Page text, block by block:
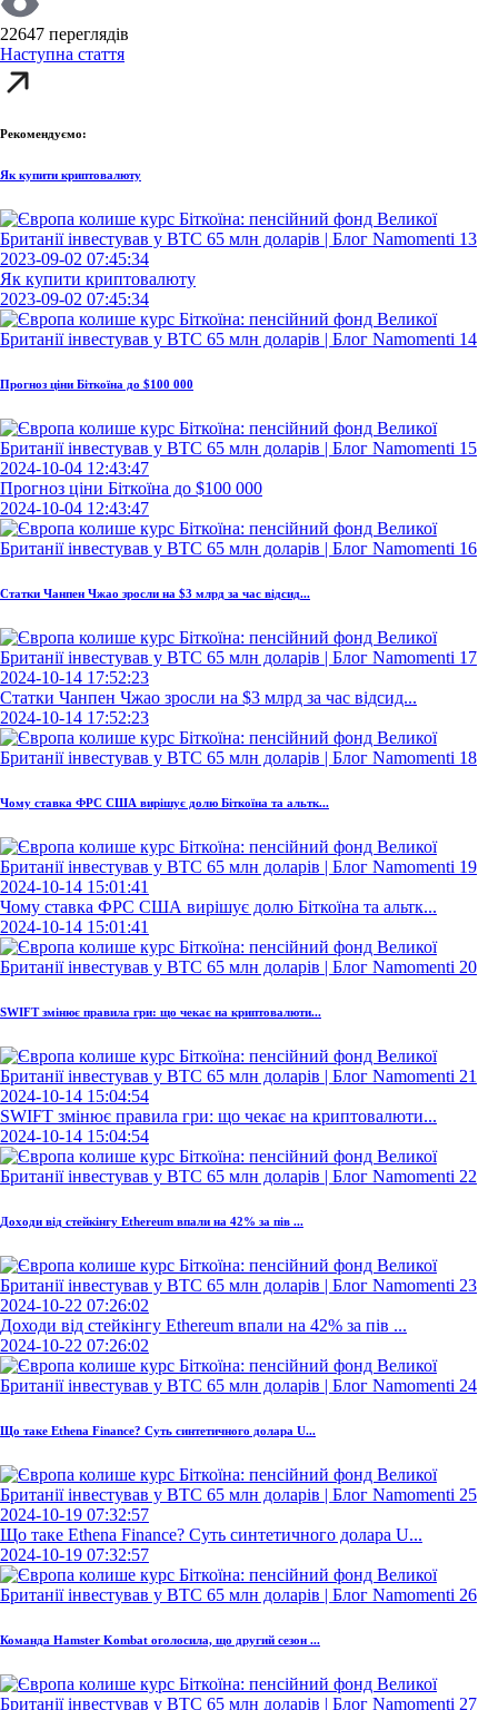
22647 переглядів
Наступна стаття
Рекомендуємо:
Як купити криптовалюту
2023-09-02 07:45:34
Як купити криптовалюту
2023-09-02 07:45:34
Прогноз ціни Біткоїна до $100 000
2024-10-04 12:43:47
Прогноз ціни Біткоїна до $100 000
2024-10-04 12:43:47
Статки Чанпен Чжао зросли на $3 млрд за час відсид...
2024-10-14 17:52:23
Статки Чанпен Чжао зросли на $3 млрд за час відсид...
2024-10-14 17:52:23
Чому ставка ФРС США вирішує долю Біткоїна та альтк...
2024-10-14 15:01:41
Чому ставка ФРС США вирішує долю Біткоїна та альтк...
2024-10-14 15:01:41
SWIFT змінює правила гри: що чекає на криптовалюти...
2024-10-14 15:04:54
SWIFT змінює правила гри: що чекає на криптовалюти...
2024-10-14 15:04:54
Доходи від стейкінгу Ethereum впали на 42% за пів ...
2024-10-22 07:26:02
Доходи від стейкінгу Ethereum впали на 42% за пів ...
2024-10-22 07:26:02
Що таке Ethena Finance? Суть синтетичного долара U...
2024-10-19 07:32:57
Що таке Ethena Finance? Суть синтетичного долара U...
2024-10-19 07:32:57
Команда Hamster Kombat оголосила, що другий сезон ...